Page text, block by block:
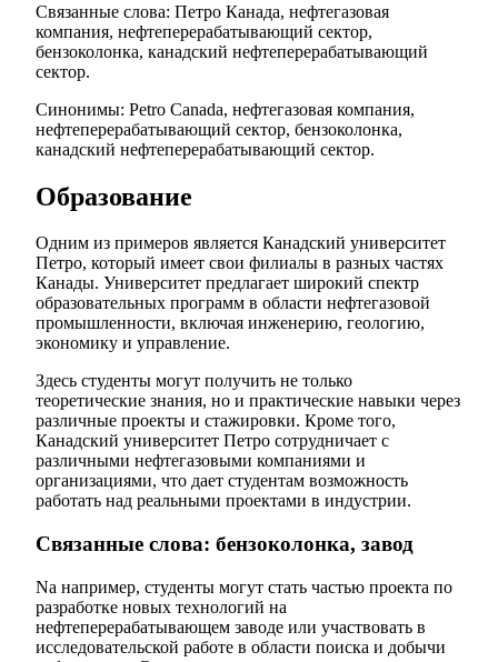
Связанные слова: Петро Канада, нефтегазовая
компания, нефтеперерабатывающий сектор,
бензоколонка, канадский нефтеперерабатывающий
сектор.
Синонимы: Petro Canada, нефтегазовая компания,
нефтеперерабатывающий сектор, бензоколонка,
канадский нефтеперерабатывающий сектор.
Образование
Одним из примеров является Канадский университет
Петро, который имеет свои филиалы в разных частях
Канады. Университет предлагает широкий спектр
образовательных программ в области нефтегазовой
промышленности, включая инженерию, геологию,
экономику и управление.
Здесь студенты могут получить не только
теоретические знания, но и практические навыки через
различные проекты и стажировки. Кроме того,
Канадский университет Петро сотрудничает с
различными нефтегазовыми компаниями и
организациями, что дает студентам возможность
работать над реальными проектами в индустрии.
Связанные слова: бензоколонка, завод
Na например, студенты могут стать частью проекта по
разработке новых технологий на
нефтеперерабатывающем заводе или участвовать в
исследовательской работе в области поиска и добычи